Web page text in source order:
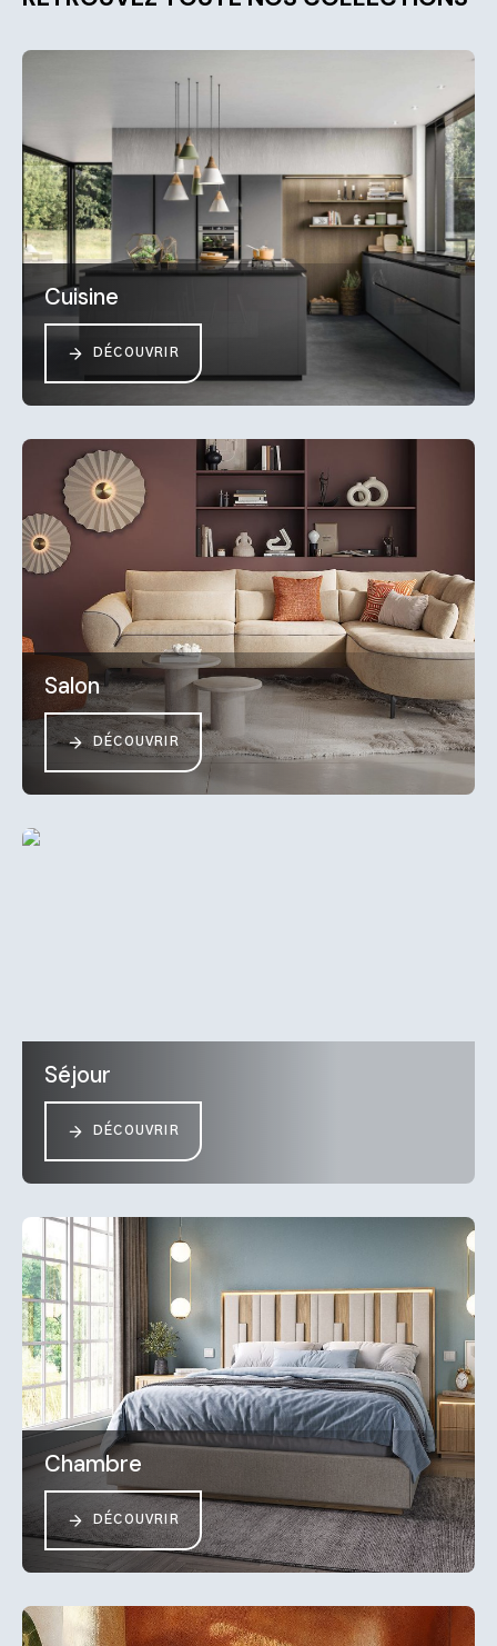
Cuisine
DÉCOUVRIR
Salon
DÉCOUVRIR
Séjour
DÉCOUVRIR
Chambre
DÉCOUVRIR